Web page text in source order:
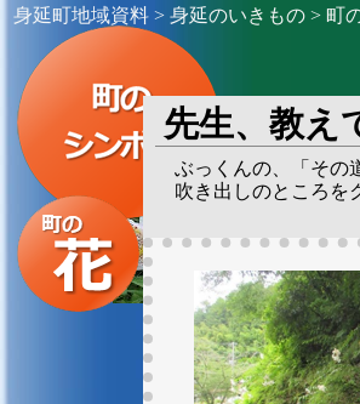
身延町地域資料 > 身延のいきもの > 町
先生、教え
ぶっくんの、「その
吹き出しのところを